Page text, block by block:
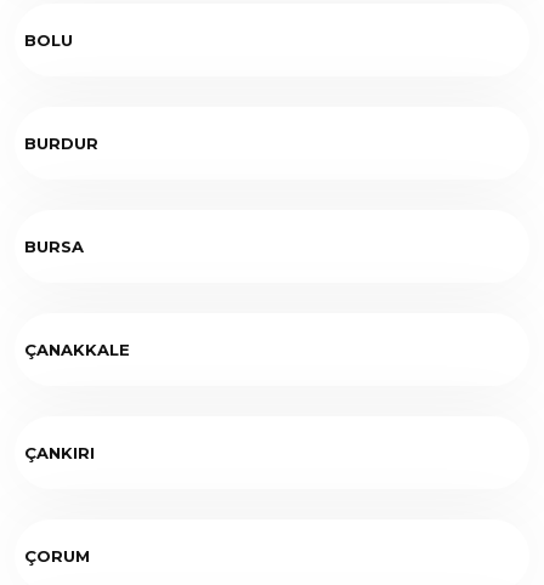
BOLU
BURDUR
BURSA
ÇANAKKALE
ÇANKIRI
ÇORUM